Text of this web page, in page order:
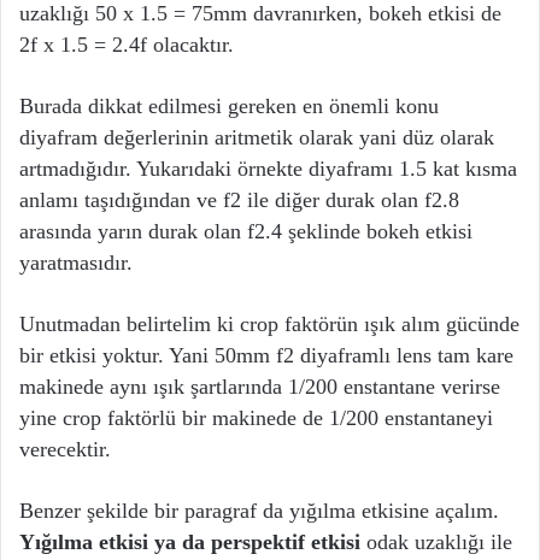
uzaklığı 50 x 1.5 = 75mm davranırken, bokeh etkisi de
2f x 1.5 = 2.4f olacaktır.
Burada dikkat edilmesi gereken en önemli konu
diyafram değerlerinin aritmetik olarak yani düz olarak
artmadığıdır. Yukarıdaki örnekte diyaframı 1.5 kat kısma
anlamı taşıdığından ve f2 ile diğer durak olan f2.8
arasında yarın durak olan f2.4 şeklinde bokeh etkisi
yaratmasıdır.
Unutmadan belirtelim ki crop faktörün ışık alım gücünde
bir etkisi yoktur. Yani 50mm f2 diyaframlı lens tam kare
makinede aynı ışık şartlarında 1/200 enstantane verirse
yine crop faktörlü bir makinede de 1/200 enstantaneyi
verecektir.
Benzer şekilde bir paragraf da yığılma etkisine açalım.
Yığılma etkisi ya da perspektif etkisi odak uzaklığı ile